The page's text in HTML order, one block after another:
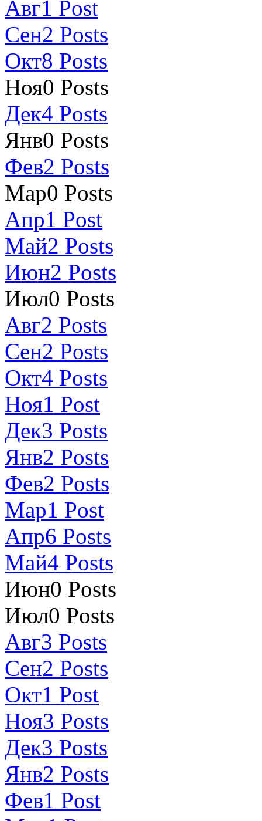
Авг1 Post
Сен2 Posts
Окт8 Posts
Ноя0 Posts
Дек4 Posts
Янв0 Posts
Фев2 Posts
Мар0 Posts
Апр1 Post
Май2 Posts
Июн2 Posts
Июл0 Posts
Авг2 Posts
Сен2 Posts
Окт4 Posts
Ноя1 Post
Дек3 Posts
Янв2 Posts
Фев2 Posts
Мар1 Post
Апр6 Posts
Май4 Posts
Июн0 Posts
Июл0 Posts
Авг3 Posts
Сен2 Posts
Окт1 Post
Ноя3 Posts
Дек3 Posts
Янв2 Posts
Фев1 Post